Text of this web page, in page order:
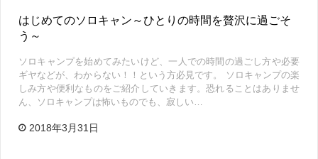
はじめてのソロキャン～ひとりの時間を贅沢に過ごそ
う～
ソロキャンプを始めてみたいけど、一人での時間の過ごし方や必要
ギヤなどが、わからない！！という方必見です。 ソロキャンプの楽
しみ方や便利なものをご紹介していきます。恐れることはありませ
ん、ソロキャンプは怖いものでも、寂しい…
2018年3月31日